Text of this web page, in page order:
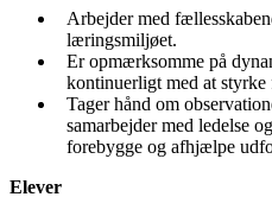
Arbejder med
læringsmiljøet.
Er opmærksomme på
kontinuerligt med at styrke
Tager hånd om
samarbejder med ledelse
forebygge og afhjælpe
Elever